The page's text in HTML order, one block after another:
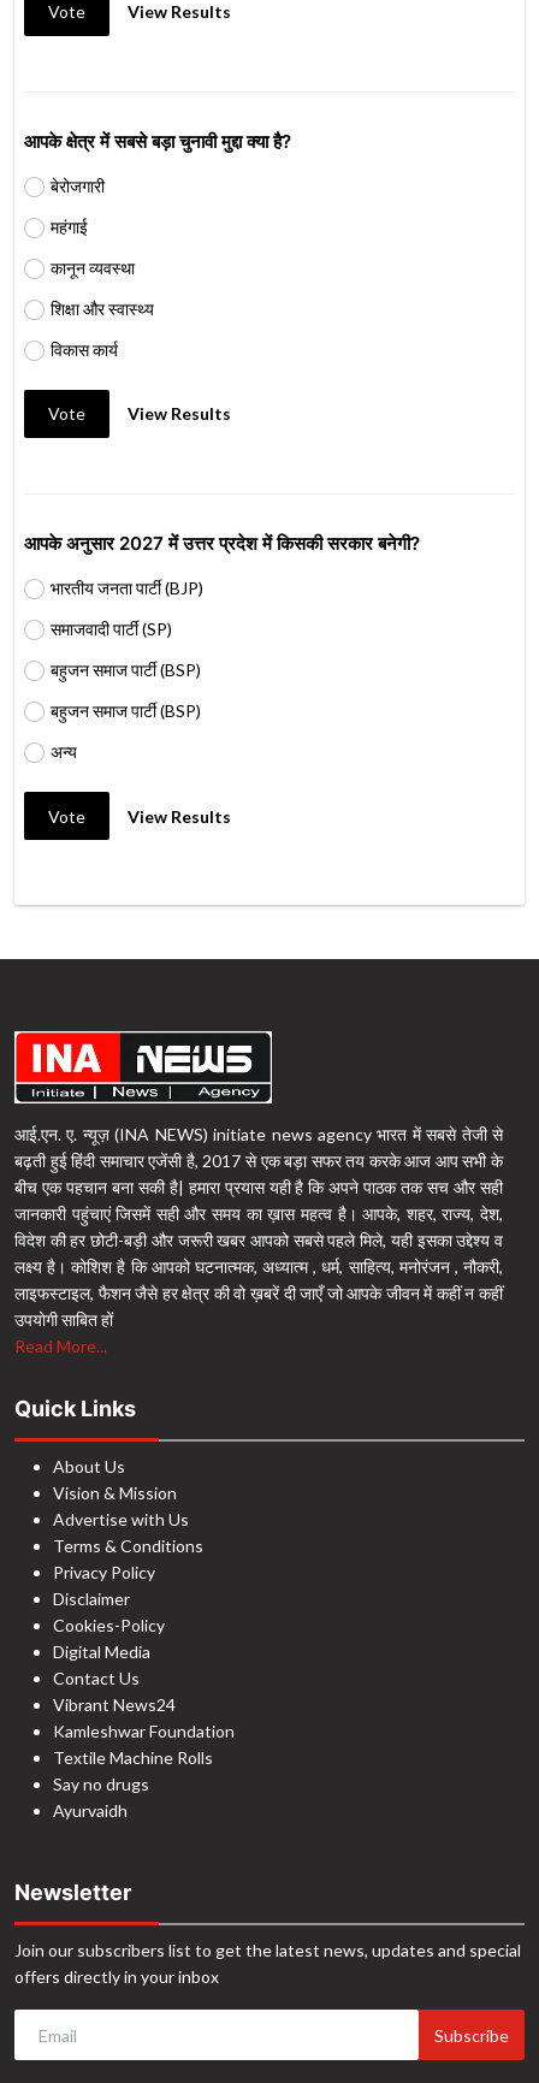
Vote View Results
आपके क्षेत्र में सबसे बड़ा चुनावी मुद्दा क्या है?
बेरोजगारी
महंगाई
कानून व्यवस्था
शिक्षा और स्वास्थ्य
विकास कार्य
Vote View Results
आपके अनुसार 2027 में उत्तर प्रदेश में किसकी सरकार बनेगी?
भारतीय जनता पार्टी (BJP)
समाजवादी पार्टी (SP)
बहुजन समाज पार्टी (BSP)
बहुजन समाज पार्टी (BSP)
अन्य
Vote View Results
आई.एन. ए. न्यूज़ (INA NEWS) initiate news agency भारत में सबसे तेजी से
बढ़ती हुई हिंदी समाचार एजेंसी है, 2017 से एक बड़ा सफर तय करके आज आप सभी के
बीच एक पहचान बना सकी है| हमारा प्रयास यही है कि अपने पाठक तक सच और सही
जानकारी पहुंचाएं जिसमें सही और समय का ख़ास महत्व है। आपके, शहर, राज्य, देश,
विदेश की हर छोटी-बड़ी और जरूरी खबर आपको सबसे पहले मिले, यही इसका उद्देश्य व
लक्ष्य है। कोशिश है कि आपको घटनात्मक, अध्यात्म , धर्म, साहित्य, मनोरंजन , नौकरी,
लाइफस्टाइल, फैशन जैसे हर क्षेत्र की वो ख़बरें दी जाएँ जो आपके जीवन में कहीं न कहीं
उपयोगी साबित हों
Read More...
Quick Links
About Us
Vision & Mission
Advertise with Us
Terms & Conditions
Privacy Policy
Disclaimer
Cookies-Policy
Digital Media
Contact Us
Vibrant News24
Kamleshwar Foundation
Textile Machine Rolls
Say no drugs
Ayurvaidh
Newsletter
Join our subscribers list to get the latest news, updates and special
offers directly in your inbox
Subscribe